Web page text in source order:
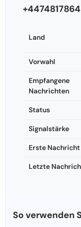
Land
Vorwahl
Empfangene
Nachrichten
Status
Signalstärke
Erste Nachricht
Letzte
So verwenden